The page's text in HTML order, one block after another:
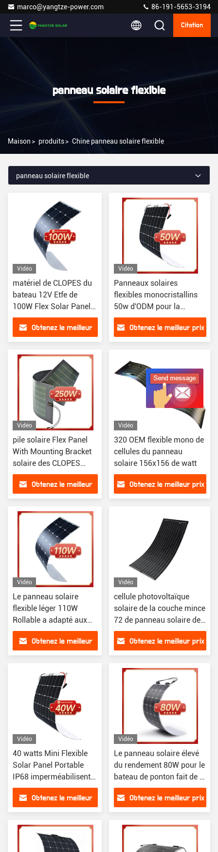
marco@yangtze-power.com 86-191-5653-3194
Citation
panneau solaire flexible
Maison > produits> Chine panneau solaire flexible
panneau solaire flexible
Vidéo
matériel de CLOPES du
bateau 12V Etfe de
100W Flex Solar Panels
rv
Obtenez le meilleur
Vidéo
Panneaux solaires
flexibles monocristallins
50w d'ODM pour la
maison
Obtenez le meilleur prix
Vidéo
pile solaire Flex Panel
With Mounting Bracket
solaire des CLOPES
250W flexibles
Obtenez le meilleur
Vidéo
320 OEM flexible mono de
cellules du panneau
solaire 156x156 de watt
Obtenez le meilleur prix
Vidéo
Le panneau solaire
flexible léger 110W
Rollable a adapté aux
besoins du client
Obtenez le meilleur
Vidéo
cellule photovoltaïque
solaire de la couche mince
72 de panneau solaire de
200W Fotovoltaic
Obtenez le meilleur prix
Vidéo
40 watts Mini Flexible
Solar Panel Portable
IP68 imperméabilisent
pour la caravane
Obtenez le meilleur
Vidéo
Le panneau solaire élevé
du rendement 80W pour le
bateau de ponton fait de la
navigation de plaisance
toute la catégorie noire A
Obtenez le meilleur prix